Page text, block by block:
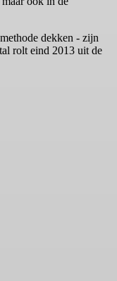
dekken - zijn
rolt eind 2013 uit de